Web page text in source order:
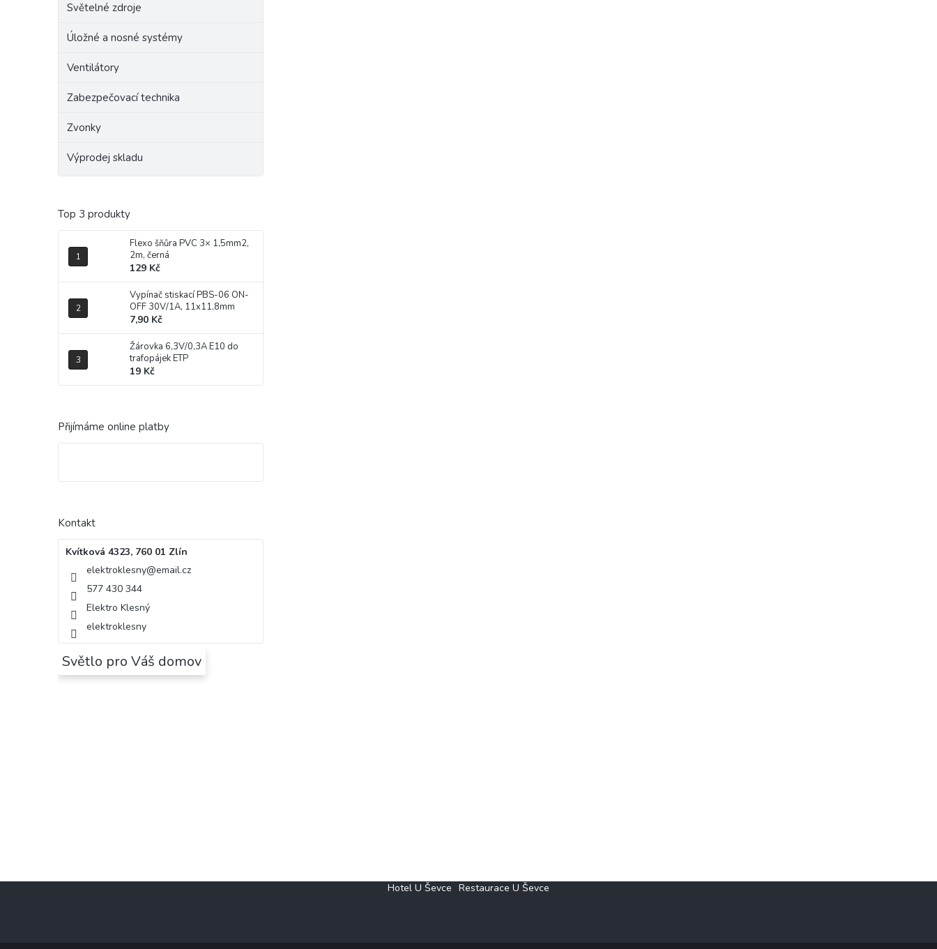
Světelné zdroje
Úložné a nosné systémy
Ventilátory
Zabezpečovací technika
Zvonky
Výprodej skladu
Top 3 produkty
Flexo šňůra PVC 3× 1,5mm2,
2m, černá
129 Kč
Vypínač stiskací PBS-06 ON-
OFF 30V/1A, 11x11,8mm
7,90 Kč
Žárovka 6,3V/0,3A E10 do
trafopájek ETP
19 Kč
Přijímáme online platby
Kontakt
Kvítková 4323, 760 01 Zlín
elektroklesny@email.cz
577 430 344
Elektro Klesný
elektroklesny
Světlo pro Váš domov
Hotel U Ševce Restaurace U Ševce